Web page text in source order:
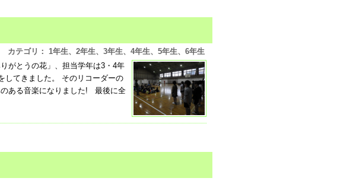
カテゴリ： 1年生、2年生、3年生、4年生、5年生、6年生
がとうの花」、担当学年は3・4年
てきました。 そのリコーダーの
ある音楽になりました! 最後に全